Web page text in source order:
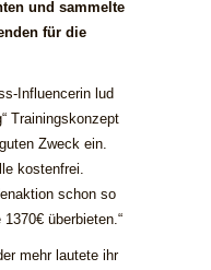
und sammelte
für die
Influencerin lud
Trainingskonzept
Zweck ein.
kostenfrei.
schon so
überbieten.“
mehr lautete ihr